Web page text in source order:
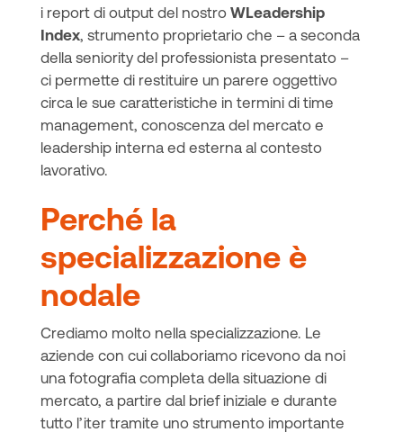
i report di output del nostro WLeadership
Index, strumento proprietario che – a seconda
della seniority del professionista presentato –
ci permette di restituire un parere oggettivo
circa le sue caratteristiche in termini di time
management, conoscenza del mercato e
leadership interna ed esterna al contesto
lavorativo.
Perché la
specializzazione è
nodale
Crediamo molto nella specializzazione. Le
aziende con cui collaboriamo ricevono da noi
una fotografia completa della situazione di
mercato, a partire dal brief iniziale e durante
tutto l’iter tramite uno strumento importante